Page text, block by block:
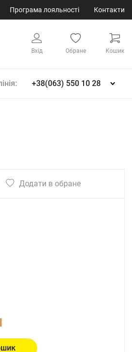
Програма лояльності Контакти
Вхід Обране Кошик
+38(063) 550 10 28
Додати в обране